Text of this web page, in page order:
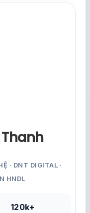
· DNT DIGITAL ·
HNDL
120k+